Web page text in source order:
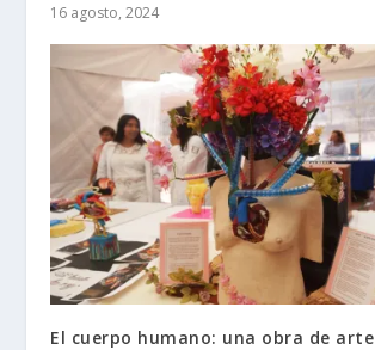
16 agosto, 2024
El cuerpo humano: una obra de arte